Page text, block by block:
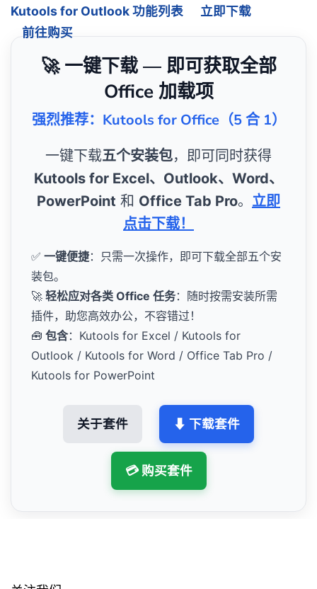
Kutools for Outlook 功能列表
立即下载
前往购买
🚀 一键下载 — 即可获取全部
Office 加载项
强烈推荐：Kutools for Office（5 合 1）
一键下载五个安装包，即可同时获得
Kutools for Excel、Outlook、Word、
PowerPoint 和 Office Tab Pro。 立即
点击下载！
✅ 一键便捷：只需一次操作，即可下载全部五个安
装包。
🚀 轻松应对各类 Office 任务：随时按需安装所需
插件，助您高效办公，不容错过！
🧰 包含：Kutools for Excel / Kutools for
Outlook / Kutools for Word / Office Tab Pro /
Kutools for PowerPoint
关于套件 ⬇ 下载套件
💳 购买套件